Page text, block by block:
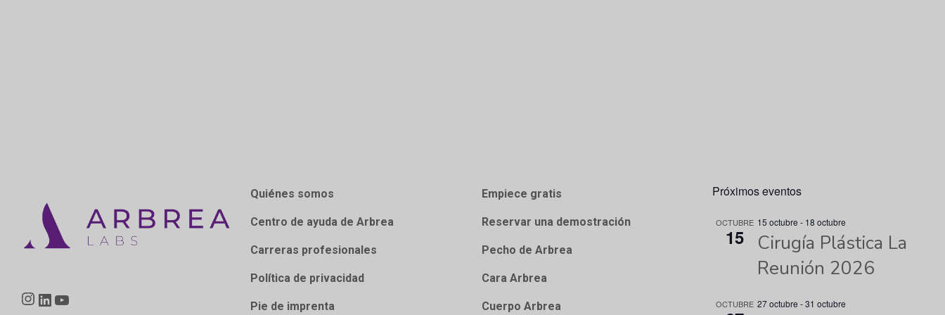
Instagram
LinkedIn
Quiénes somos
Centro de ayuda de Arbrea
Carreras profesionales
Política de privacidad
Pie de imprenta
Empiece gratis
Reservar una demostración
Pecho de Arbrea
Cara Arbrea
Cuerpo Arbrea
Próximos eventos
OCTUBRE
15
15 octubre - 18 octubre
Cirugía Plástica La
Reunión 2026
OCTUBRE 27 octubre -31 octubre